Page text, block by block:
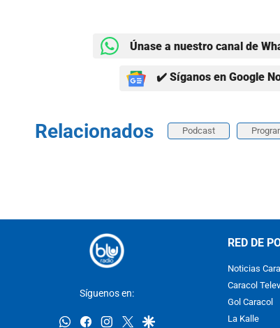
Únase a nuestro canal de
✔️ Síganos en Google
Relacionados Podcast
Síguenos en:
whatsappfacebookinstagram
twittergoogle
RED DE
Noticias
Caracol
Gol Caracol
La Kalle